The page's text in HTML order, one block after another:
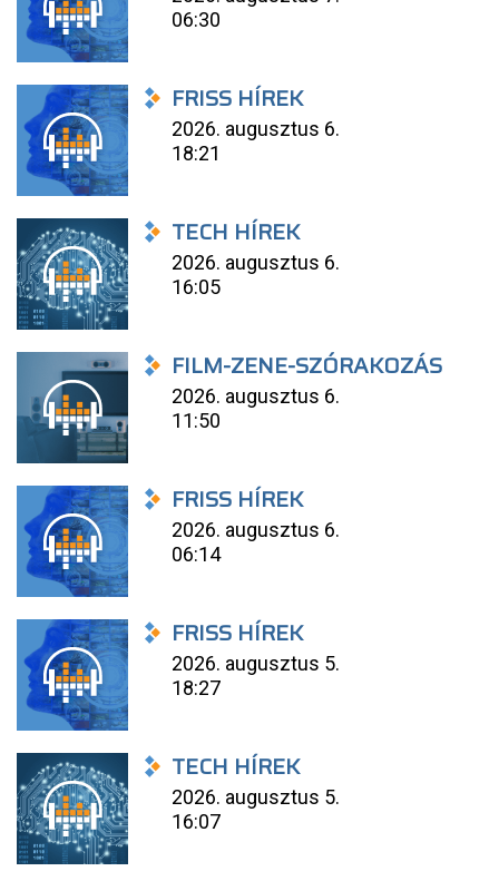
06:30
FRISS HÍREK
2026. augusztus 6.
18:21
TECH HÍREK
2026. augusztus 6.
16:05
FILM-ZENE-SZÓRAKOZÁS
2026. augusztus 6.
11:50
FRISS HÍREK
2026. augusztus 6.
06:14
FRISS HÍREK
2026. augusztus 5.
18:27
TECH HÍREK
2026. augusztus 5.
16:07